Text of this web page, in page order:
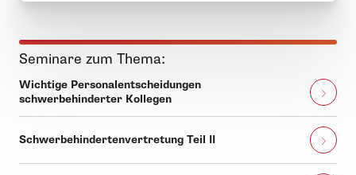
Seminare zum Thema:
Wichtige Personalentscheidungen
schwerbehinderter Kollegen
Schwerbehindertenvertretung Teil II